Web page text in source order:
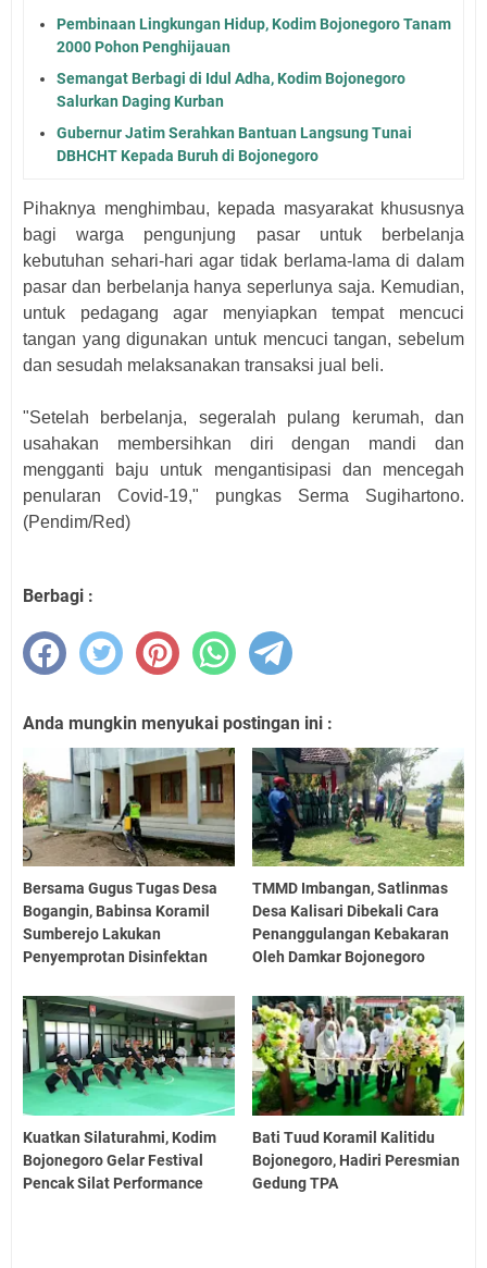
Pembinaan Lingkungan Hidup, Kodim Bojonegoro Tanam
2000 Pohon Penghijauan
Semangat Berbagi di Idul Adha, Kodim Bojonegoro
Salurkan Daging Kurban
Gubernur Jatim Serahkan Bantuan Langsung Tunai
DBHCHT Kepada Buruh di Bojonegoro
Pihaknya menghimbau, kepada masyarakat khususnya
bagi warga pengunjung pasar untuk berbelanja
kebutuhan sehari-hari agar tidak berlama-lama di dalam
pasar dan berbelanja hanya seperlunya saja. Kemudian,
untuk pedagang agar menyiapkan tempat mencuci
tangan yang digunakan untuk mencuci tangan, sebelum
dan sesudah melaksanakan transaksi jual beli.
"Setelah berbelanja, segeralah pulang kerumah, dan
usahakan membersihkan diri dengan mandi dan
mengganti baju untuk mengantisipasi dan mencegah
penularan Covid-19," pungkas Serma Sugihartono.
(Pendim/Red)
Berbagi :
Anda mungkin menyukai postingan ini :
Bersama Gugus Tugas Desa
Bogangin, Babinsa Koramil
Sumberejo Lakukan
Penyemprotan Disinfektan
TMMD Imbangan, Satlinmas
Desa Kalisari Dibekali Cara
Penanggulangan Kebakaran
Oleh Damkar Bojonegoro
Kuatkan Silaturahmi, Kodim
Bojonegoro Gelar Festival
Pencak Silat Performance
Bati Tuud Koramil Kalitidu
Bojonegoro, Hadiri Peresmian
Gedung TPA